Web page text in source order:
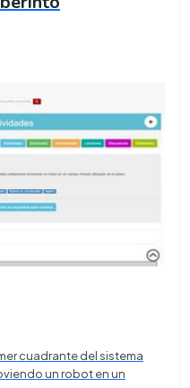
cuadrante del sistema
un robot en un